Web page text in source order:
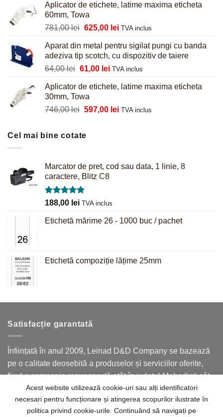
a
fost:
855,00 lei.
este:
Aplicator de etichete, latime maxima eticheta
60mm, Towa
781,00lei Prețul
a
fost:
781,00 lei.
625,00 leiPrețul
este:
625,00 lei.
TVA inclus
Aparat din metal pentru sigilat pungi cu banda
adeziva tip scotch, cu dispozitiv de taiere
64,00lei Prețul
a
fost:
64,00 lei.
61,00 leiPrețul
este:
TVA inclus
Aplicator de etichete, latime maxima eticheta
30mm, Towa
746,00lei Prețul
fost:
597,00 leiPrețul
TVA inclus
Cel mai bine cotate
Marcator de pret, cod sau data, 1 linie, 8
caractere, Blitz C8
Evaluat la
din 5
188,00 lei TVA inclus
Etichetă mărime 26 - 1000 buc / pachet
Etichetă compoziție lățime 25mm
Satisfacție garantată
Înființată în anul 2009, Leinad D&D Company se bazează
pe o calitate deosebită a produselor și serviciilor oferite,
fiind o companie recunoscută atât în județul Mehedinți cât
și în județele limitrofe.
Acest website utilizează cookie-uri sau alți identificatori
necesari pentru funcționare și atingerea scopurilor ilustrate în
politica privind cookie-urile. Continuând să navigați pe